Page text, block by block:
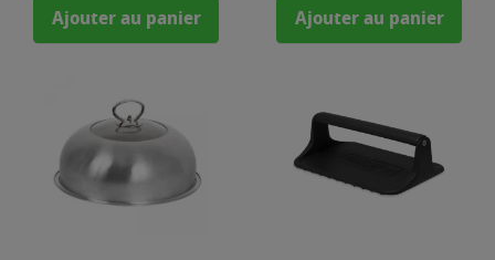
Ajouter au panier Ajouter au panier